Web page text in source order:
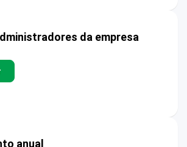
da empresa
anual